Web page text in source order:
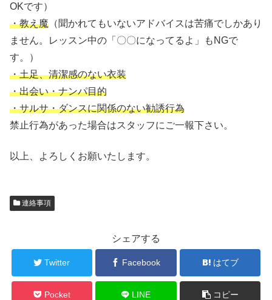
OKです）
・教え魔 （聞かれてもいないアドバイスは苦痛でしかあり
ません。レッスン中の「〇〇になってるよ」もNGで
す。）
・土足、清潔感のない衣装
・出会い・ナンパ目的
・サルサ・ダンスに関係のない勧誘行為
禁止行為があった場合はスタッフにご一報下さい。
以上、よろしくお願いたします。
連絡事項
シェアする
Twitter Facebook はてブ
Pocket LINE コピー